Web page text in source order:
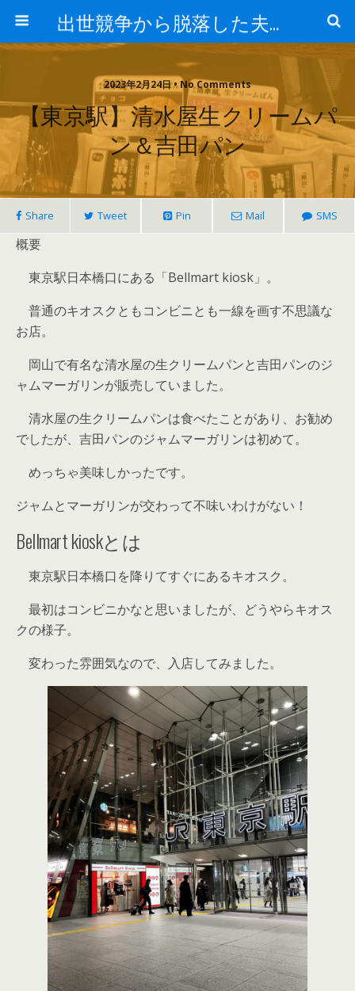
出世競争から脱落した夫と妻の日常
2023年2月24日 • No Comments
【東京駅】清水屋生クリームパ
ン＆吉田パン
Share Tweet Pin Mail SMS
概要
東京駅日本橋口にある「Bellmart kiosk」。
普通のキオスクともコンビニとも一線を画す不思議な
お店。
岡山で有名な清水屋の生クリームパンと吉田パンのジ
ャムマーガリンが販売していました。
清水屋の生クリームパンは食べたことがあり、お勧め
でしたが、吉田パンのジャムマーガリンは初めて。
めっちゃ美味しかったです。
ジャムとマーガリンが交わって不味いわけがない！
Bellmart kioskとは
東京駅日本橋口を降りてすぐにあるキオスク。
最初はコンビニかなと思いましたが、どうやらキオス
クの様子。
変わった雰囲気なので、入店してみました。